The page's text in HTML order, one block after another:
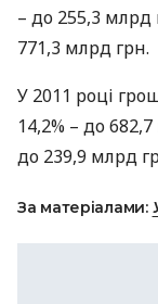
– до 255,3 млрд
771,3 млрд грн.
У 2011 році
14,2% – до
до 239,9 млрд
За матеріалами: